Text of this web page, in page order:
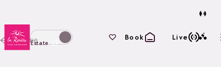
Torna alla home page
Passa alla modalità invernale
Estate
I tuoi preferiti
Book Live
Home